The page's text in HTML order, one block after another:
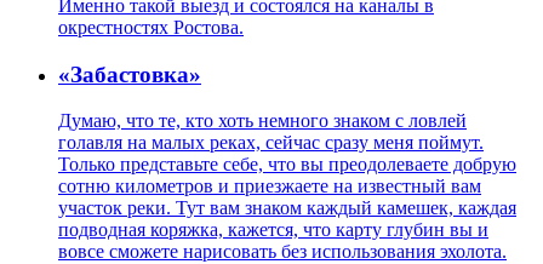
Именно такой выезд и состоялся на каналы в
окрестностях Ростова.
«Забастовка»
Думаю, что те, кто хоть немного знаком с ловлей
голавля на малых реках, сейчас сразу меня поймут.
Только представьте себе, что вы преодолеваете добрую
сотню километров и приезжаете на известный вам
участок реки. Тут вам знаком каждый камешек, каждая
подводная коряжка, кажется, что карту глубин вы и
вовсе сможете нарисовать без использования эхолота.